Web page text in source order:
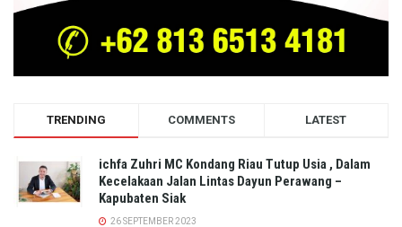
TRENDING COMMENTS LATEST
ichfa Zuhri MC Kondang Riau Tutup Usia , Dalam
Kecelakaan Jalan Lintas Dayun Perawang –
Kapubaten Siak
26 SEPTEMBER 2023